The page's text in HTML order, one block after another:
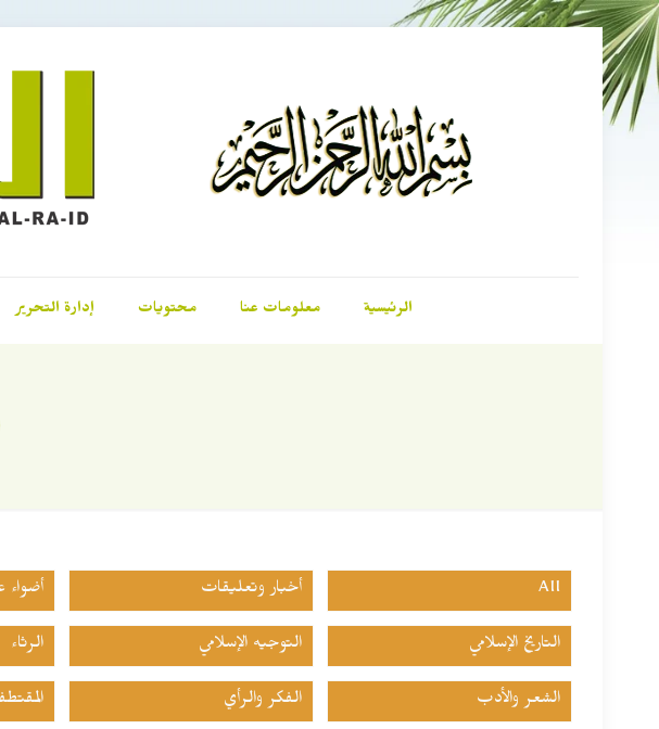
الرئيسية معلومات عنا محتويات إدارة التحرير
All أخبار وتعليقات أضواء
التاريخ الإسلامي التوجيه الإسلامي الرثاء
الشعر والأدب الفكر والرأي